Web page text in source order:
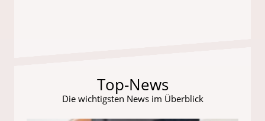
Top-News
Die wichtigsten News im Überblick